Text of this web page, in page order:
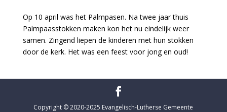
Op 10 april was het Palmpasen. Na twee jaar thuis
Palmpaasstokken maken kon het nu eindelijk weer
samen. Zingend liepen de kinderen met hun stokken
door de kerk. Het was een feest voor jong en oud!
Copyright © 2020-2025 Evangelisch-Lutherse Gemeente